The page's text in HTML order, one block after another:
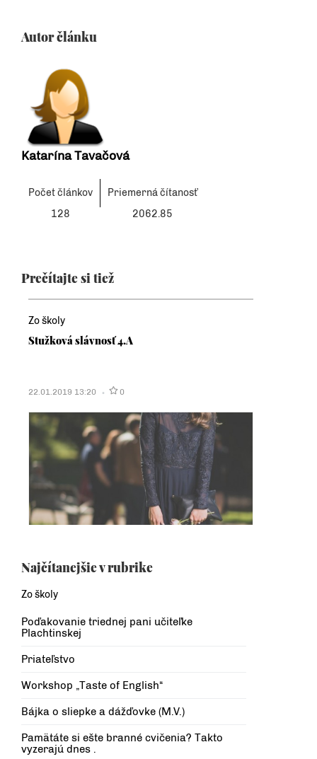
Autor článku
Katarína Tavačová
Počet článkov
Priemerná čítanosť
128
2062.85
Prečítajte si tiež
Zo školy
Stužková slávnosť 4.A
22.01.2019 13:20 0
Najčítanejšie v rubrike
Zo školy
Poďakovanie triednej pani učiteľke
Plachtinskej
Priateľstvo
Workshop „Taste of English“
Bájka o sliepke a dážďovke (M.V.)
Pamätáte si ešte branné cvičenia? Takto
vyzerajú dnes .